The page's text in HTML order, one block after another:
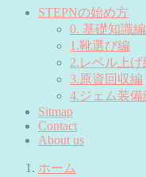
STEPNの始め方
0. 基礎知識編
1.靴選び編
2.レベル上げ
3.原資回収編
4.ジェム装備
Sitmap
Contact
About us
ホーム